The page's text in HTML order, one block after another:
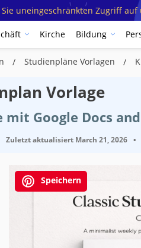
uneingeschränkten Zugriff auf
Kirche Bildung
Studienpläne Vorlagen
Vorlage
mit Google Docs
Zuletzt aktualisiert March 21, 2026 •
Speichern